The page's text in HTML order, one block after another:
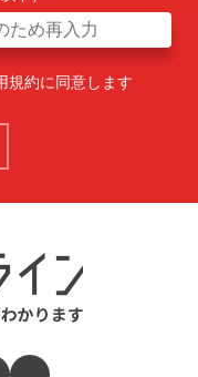
規約に同意します